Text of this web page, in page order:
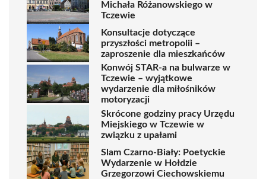
Michała Różanowskiego w
Tczewie
Konsultacje dotyczące
przyszłości metropolii –
zaproszenie dla mieszkańców
Konwój STAR-a na bulwarze w
Tczewie – wyjątkowe
wydarzenie dla miłośników
motoryzacji
Skrócone godziny pracy Urzędu
Miejskiego w Tczewie w
związku z upałami
Slam Czarno-Biały: Poetyckie
Wydarzenie w Hołdzie
Grzegorzowi Ciechowskiemu